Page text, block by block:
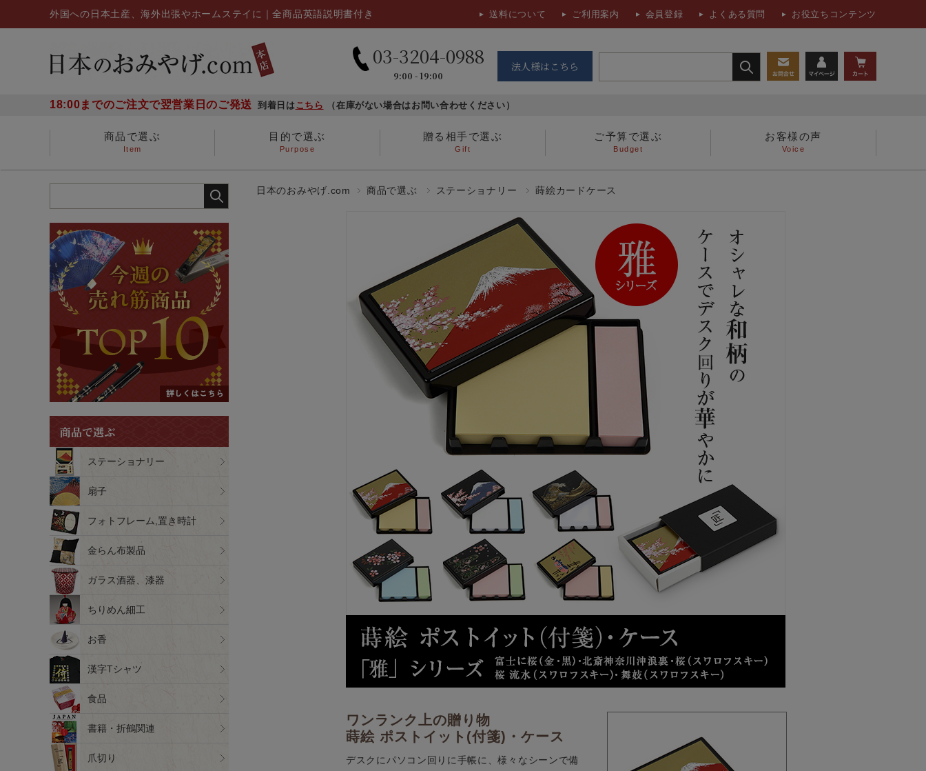
外国への日本土産、海外出張やホームステイに｜全商品英語説明書付き 送料について ご利用案内 会員登録 よくある質問 お役立ちコンテンツ
03-3204-0988
9:00 - 19:00
法人様はこちら
18:00までのご注文で翌営業日のご発送 到着日はこちら （在庫がない場合はお問い合わせください）
商品で選ぶ
Item
ステーショナリー ガラス酒器、漆器
金らん布製品 漢字Tシャツ 書籍・折鶴関連
爪切り その他
目的で選ぶ
Purpose
海外出張の日本土産 外国からのお客様へ ホームステイのお土産
贈る相手で選ぶ
Gift
多人数に贈る お子さんに贈る 女性に贈る
ご予算で選ぶ
Budget
～1,000円 1,000円～3,000円 3,000円～5,000円
お客様の声
Voice
日本のおみやげ.com 商品で選ぶ ステーショナリー 蒔絵カードケース
ワンランク上の贈り物
蒔絵 ポストイット(付箋)・ケース
デスクにパソコン回りに手帳に、様々なシーンで備
商品で選ぶ
ステーショナリー
扇子
フォトフレーム,置き時計
金らん布製品
ガラス酒器、漆器
ちりめん細工
お香
漢字Tシャツ
食品
書籍・折鶴関連
爪切り